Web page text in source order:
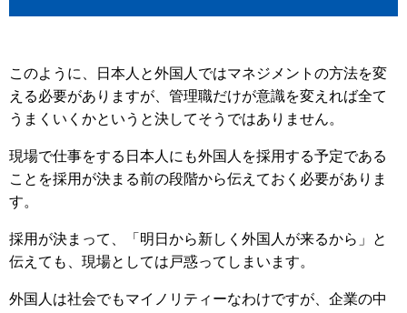
このように、日本人と外国人ではマネジメントの方法を変
える必要がありますが、管理職だけが意識を変えれば全て
うまくいくかというと決してそうではありません。
現場で仕事をする日本人にも外国人を採用する予定である
ことを採用が決まる前の段階から伝えておく必要がありま
す。
採用が決まって、「明日から新しく外国人が来るから」と
伝えても、現場としては戸惑ってしまいます。
外国人は社会でもマイノリティーなわけですが、企業の中